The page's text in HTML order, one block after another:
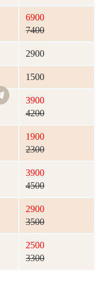
6900
7400
2900
1500
3900
4200
1900
2300
3900
4500
2900
3500
2500
3300